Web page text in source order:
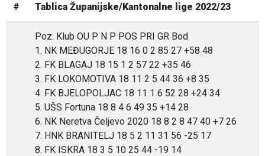
# Tablica Županijske/Kantonalne lige 2022/23
Poz. Klub OU P N P POS PRI GR Bod
1. NK MEĐUGORJE 18 16 0 2 85 27 +58 48
2. FK BLAGAJ 18 15 1 2 57 22 +35 46
3. FK LOKOMOTIVA 18 11 2 5 44 36 +8 35
4. FK BJELOPOLJAC 18 11 1 6 52 28 +24 34
5. UŠS Fortuna 18 8 4 6 49 35 +14 28
6. NK Neretva Čeljevo 2020 18 8 2 8 47 40 +7 26
7. HNK BRANITELJ 18 5 2 11 31 56 -25 17
8. FK ISKRA 18 3 5 10 25 44 -19 14